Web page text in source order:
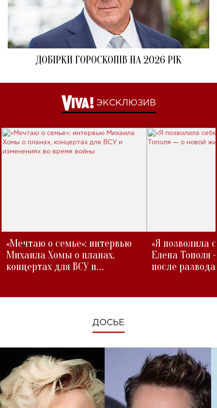
ДОБІРКИ ГОРОСКОПІВ НА 2026 РІК
ЭКСКЛЮЗИВ
«Мечтаю о семье»: интервью
Михаила Хомы о планах,
концертах для ВСУ и
«Я позволила
Елена Тополя
после развода
ДОСЬЕ